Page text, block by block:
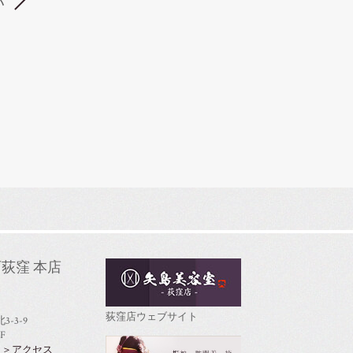
窪 本店
3-3-9
荻窪店ウェブサイト